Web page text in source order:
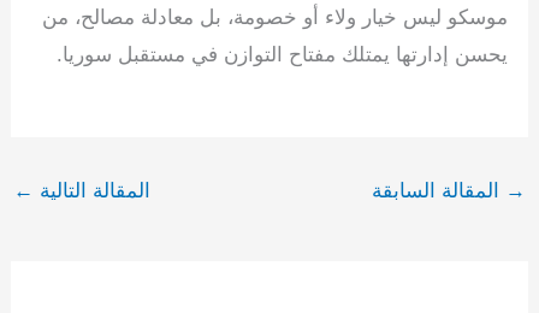
موسكو ليس خيار ولاء أو خصومة، بل معادلة مصالح، من
يحسن إدارتها يمتلك مفتاح التوازن في مستقبل سوريا.
→ المقالة السابقة المقالة التالية ←